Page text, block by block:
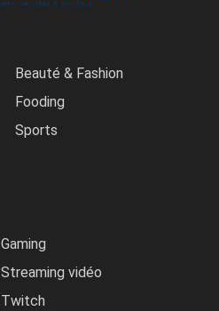
Beauté & Fashion
Fooding
Sports
Gaming
Streaming vidéo
Twitch